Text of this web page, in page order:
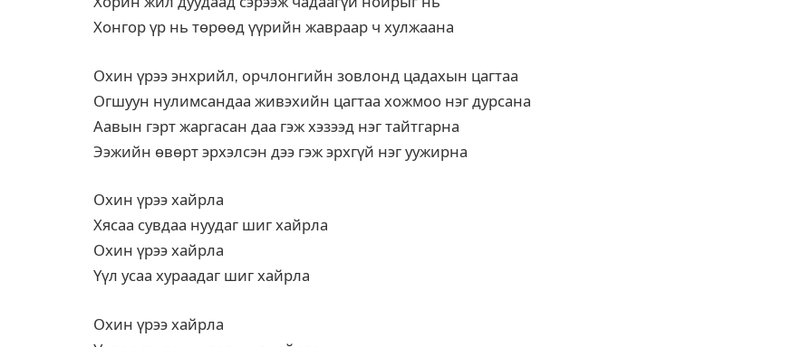
Хонгор үр нь төрөөд үүрийн жавраар ч хулжаана
Охин үрээ энхрийл, орчлонгийн зовлонд цадахын цагтаа
Огшуун нулимсандаа живэхийн цагтаа хожмоо нэг дурсана
Аавын гэрт жаргасан даа гэж хэзээд нэг тайтгарна
Ээжийн өвөрт эрхэлсэн дээ гэж эрхгүй нэг уужирна
Охин үрээ хайрла
Хясаа сувдаа нуудаг шиг хайрла
Охин үрээ хайрла
Үүл усаа хураадаг шиг хайрла
Охин үрээ хайрла